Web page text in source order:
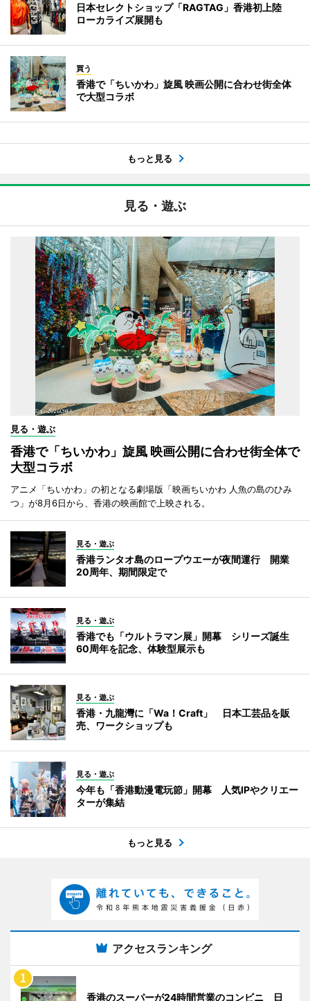
日本セレクトショップ「RAGTAG」香港初上陸
ローカライズ展開も
買う
香港で「ちいかわ」旋風 映画公開に合わせ街全体
で大型コラボ
もっと見る
見る・遊ぶ
見る・遊ぶ
香港で「ちいかわ」旋風 映画公開に合わせ街全体で
大型コラボ
アニメ「ちいかわ」の初となる劇場版「映画ちいかわ 人魚の島のひみ
つ」が8月6日から、香港の映画館で上映される。
見る・遊ぶ
香港ランタオ島のロープウエーが夜間運行 開業
20周年、期間限定で
見る・遊ぶ
香港でも「ウルトラマン展」開幕 シリーズ誕生
60周年を記念、体験型展示も
見る・遊ぶ
香港・九龍灣に「Wa！Craft」 日本工芸品を販
売、ワークショップも
見る・遊ぶ
今年も「香港動漫電玩節」開幕 人気IPやクリエー
ターが集結
もっと見る
アクセスランキング
香港のスーパーが24時間営業のコンビニ 日